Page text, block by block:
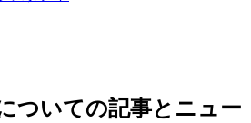
ついての記事とニュー